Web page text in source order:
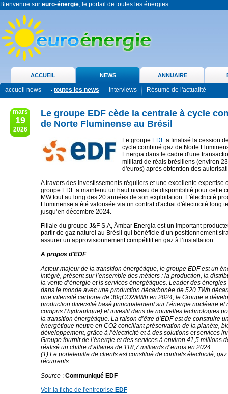
Bienvenue sur euro-énergie, le portail de toutes les énergies
ACCUEIL NEWS ANNUAIRE
accueil news toutes les news interviews Résumé de l'actualité
mars
19
2026
Le groupe EDF cède la centrale à cycle
de Norte Fluminense au Brésil
Le groupe EDF a finalisé la cession
cycle combiné gaz de Norte
Energia dans le cadre d'une
milliard de réals brésiliens (environ
d'euros) après obtention des
A travers des investissements réguliers et une excellente expertise
groupe EDF a maintenu un haut niveau de disponibilité pour cette
MW tout au long des 20 années de son exploitation. L'électricité
Fluminense a été valorisée via un contrat d'achat d'électricité long
jusqu’en décembre 2024.
Filiale du groupe J&F S.A, Âmbar Energia est un important
partir de gaz naturel au Brésil qui bénéficie d’un positionnement
assurer un approvisionnement compétitif en gaz à l’installation.
A propos d'EDF
Acteur majeur de la transition énergétique, le groupe EDF est un
intégré, présent sur l’ensemble des métiers : la production, la
la vente d’énergie et ls services énergétiques. Leader des
dans le monde avec une production décarbonée de 520 TWh
une intensité carbone de 30gCO2/kWh en 2024, le Groupe a
production diversifié basé principalement sur l’énergie nucléaire et
compris l’hydraulique) et investit dans de nouvelles technologies
la transition énergétique. La raison d’être d’EDF est de construire
énergétique neutre en CO2 conciliant préservation de la planète,
développement, grâce à l’électricité et à des solutions et services
Groupe fournit de l’énergie et des services à environ 41,5 millions
réalisé un chiffre d’affaires de 118,7 milliards d’euros en 2024.
(1) Le portefeuille de clients est constitué de contrats électricité,
récurrents.
Source : Communiqué EDF
Voir la fiche de l'entreprise EDF